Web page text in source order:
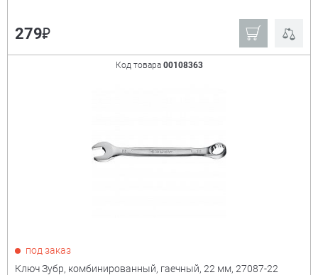
279₽
Код товара 00108363
под заказ
Ключ Зубр, комбинированный, гаечный, 22 мм, 27087-22